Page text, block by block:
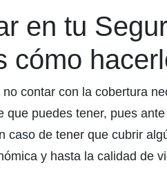
en tu
cómo
contar con la cobertura
que puedes tener, pues
caso de tener que cubrir
y hasta la calidad de